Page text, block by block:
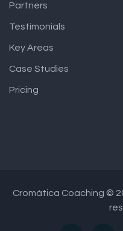
Partners
Testimonials
Key Areas
Case Studies
Pricing
Cromática Coaching ©